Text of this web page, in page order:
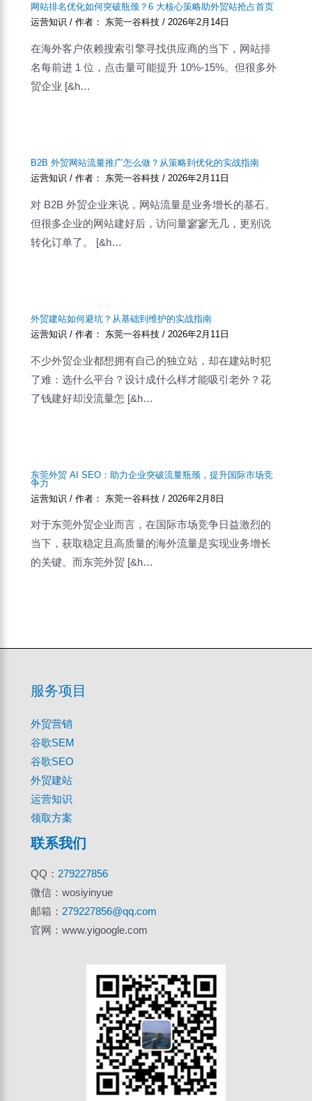
网站排名优化如何突破瓶颈？6 大核心策略助外贸站抢占首页
运营知识 / 作者： 东莞一谷科技/2026年2月14日
在海外客户依赖搜索引擎寻找供应商的当下，网站排
名每前进 1 位，点击量可能提升 10%-15%。但很多外
贸企业 [&h…
B2B 外贸网站流量推广怎么做？从策略到优化的实战指南
运营知识 / 作者： 东莞一谷科技/2026年2月11日
对 B2B 外贸企业来说，网站流量是业务增长的基石。
但很多企业的网站建好后，访问量寥寥无几，更别说
转化订单了。 [&h…
外贸建站如何避坑？从基础到维护的实战指南
运营知识 / 作者： 东莞一谷科技/2026年2月11日
不少外贸企业都想拥有自己的独立站，却在建站时犯
了难：选什么平台？设计成什么样才能吸引老外？花
了钱建好却没流量怎 [&h…
东莞外贸 AI SEO：助力企业突破流量瓶颈，提升国际市场竞
争力
运营知识 / 作者： 东莞一谷科技/ 2026年2月8日
对于东莞外贸企业而言，在国际市场竞争日益激烈的
当下，获取稳定且高质量的海外流量是实现业务增长
的关键。而东莞外贸 [&h…
服务项目
外贸营销
谷歌SEM
谷歌SEO
外贸建站
运营知识
领取方案
联系我们
QQ： 279227856
微信：wosiyinyue
邮箱： 279227856@qq.com
官网：www.yigoogle.com